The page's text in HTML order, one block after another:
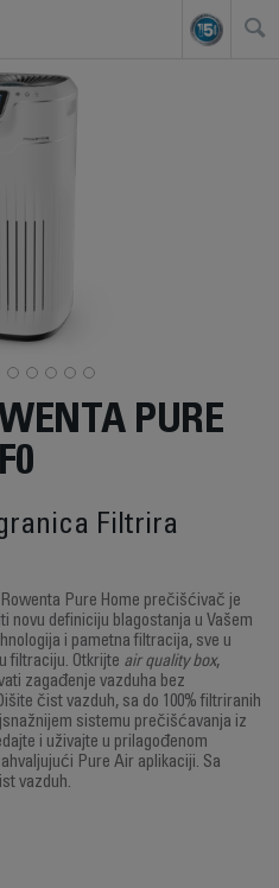
PURE
Filtrira
Pure Home prečišćivač je
novu definiciju blagostanja u Vašem
i pametna filtracija, sve u
filtraciju. Otkrijte air quality box,
zagađenje vazduha bez
čist vazduh, sa do 100% filtriranih
sistemu prečišćavanja iz
i uživajte u prilagođenom
Pure Air aplikaciji. Sa
vazduh.